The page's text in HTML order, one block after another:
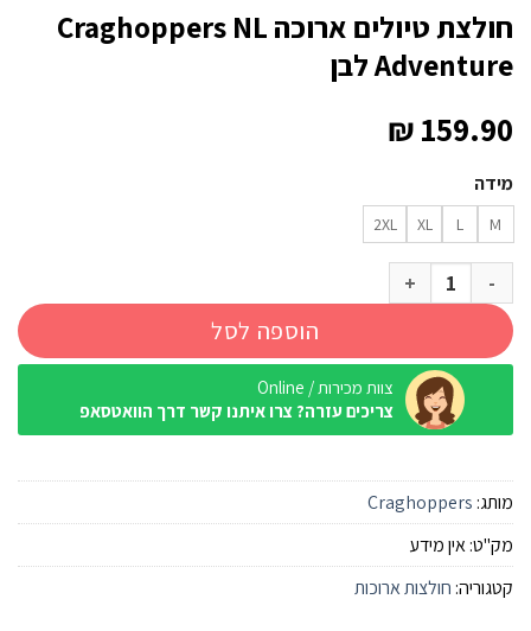
חולצת טיולים ארוכה Craghoppers NL
Adventure לבן
₪159.90
מידה
M
L
XL
2XL
כמות של חולצת טיולים ארוכה Craghoppers NL Adventure לבן
הוספה לסל
צוות מכירות / Online
צריכים עזרה? צרו איתנו קשר דרך הוואטסאפ
מותג: Craghoppers
מק"ט:אין מידע
קטגוריה: חולצות ארוכות